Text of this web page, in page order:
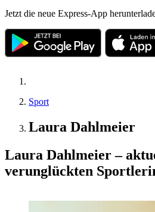
Jetzt die neue Express-App
Sport
Laura Dahlmeier
Laura Dahlmeier –
verunglückten